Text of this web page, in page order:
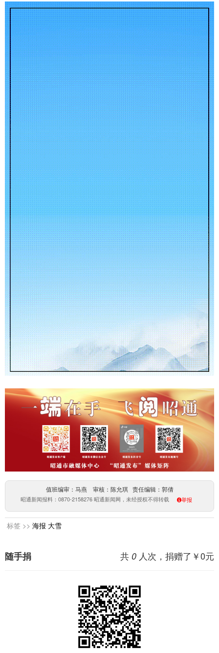
值班编审：马燕 审核：陈允琪 责任编辑：郭倩
昭通新闻报料：0870-2158276 昭通新闻网，未经授权不得转载 举报
标签 >> 海报 大雪
共 0 人次，捐赠了￥0元
随手捐